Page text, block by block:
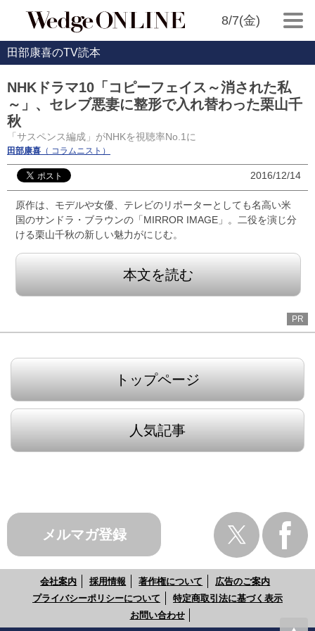
8/7(金)
田部康喜のTV読本
NHKドラマ10「コピーフェイス～消された私
～」、セレブ悪妻に整形で入れ替わった栗山千
秋
「サスペンス編成」がNHKを視聴率No.1に
田部康喜 （ コラムニスト）
2016/12/14
原作は、モデルや女優、テレビのリポーターとしても名高い米
国のサンドラ・ブラウンの「MIRROR IMAGE」。二役を演じ分
ける栗山千秋の新しい魅力がにじむ。
本文を読む
PR
トップページ
人気記事
メルマガ登録
会社案内 採用情報 著作権について
広告のご案内
プライバシーポリシーについて
特定商取引法に基づく表示
お問い合わせ